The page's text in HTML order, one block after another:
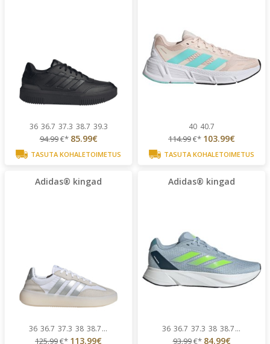
36 36.7 37.3 38.7 39.3
94.99€* 85.99€
TASUTA KOHALETOIMETUS
40 40.7
114.99€* 103.99€
TASUTA KOHALETOIMETUS
Adidas® kingad
36 36.7 37.3 38 38.7...
125.99€* 113.99€
Adidas® kingad
36 36.7 37.3 38 38.7...
93.99€* 84.99€